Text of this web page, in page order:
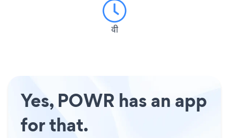
वी
Yes, POWR has an app
for that.